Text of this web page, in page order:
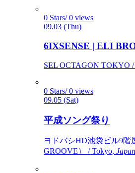
0 Stars/ 0 views
09.03 (Thu)
6IXSENSE | ELI
SEL OCTAGON TOKYO /
0 Stars/ 0 views
09.05 (Sat)
平成ソング祭り
ヨドバシHD池袋ビル9階
GROOVE） / Tokyo, Japan